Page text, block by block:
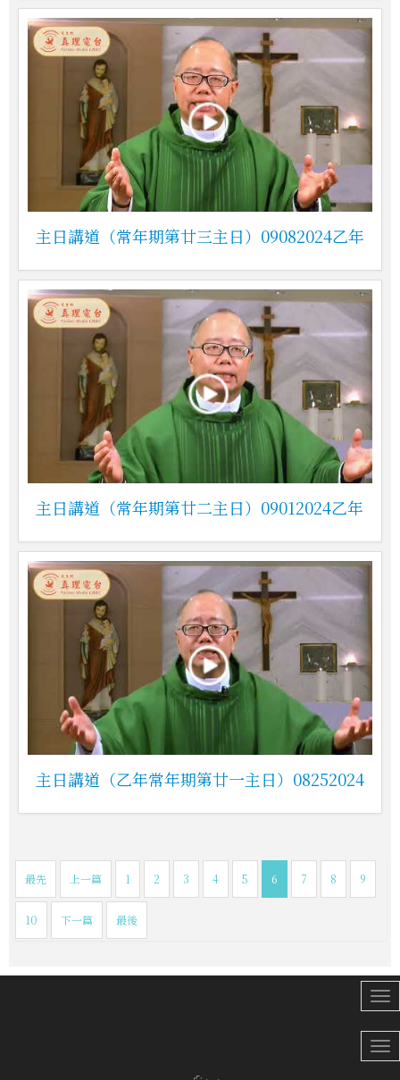
主日講道（常年期第廿三主日）09082024乙年
主日講道（常年期第廿二主日）09012024乙年
主日講道（乙年常年期第廿一主日）08252024
最先 上一篇 1 2 3 4 5 6 7 8 9
10 下一篇 最後